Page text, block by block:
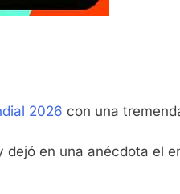
2026 con una
en una anécdota el